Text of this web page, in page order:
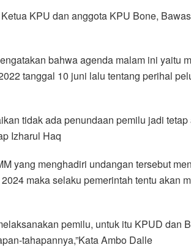
KPU dan anggota KPU Bone,
bahwa agenda malam ini yaitu
tanggal 10 juni lalu tentang perihal
tidak ada penundaan pemilu jadi tetap
Izharul Haq
yang menghadiri undangan tersebut
maka selaku pemerintah tentu akan
pemilu, untuk itu KPUD dan
tahapannya,”Kata Ambo Dalle